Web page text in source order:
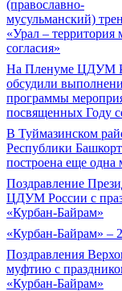
(православно-
мусульманский)
«Урал – территория
согласия»
На Пленуме ЦДУМ
обсудили
программы
посвященных Году
В Туймазинском
Республики
построена еще одна
Поздравление
ЦДУМ России с
«Курбан-Байрам»
«Курбан-Байрам» –
Поздравления
муфтию с
«Курбан-Байрам»